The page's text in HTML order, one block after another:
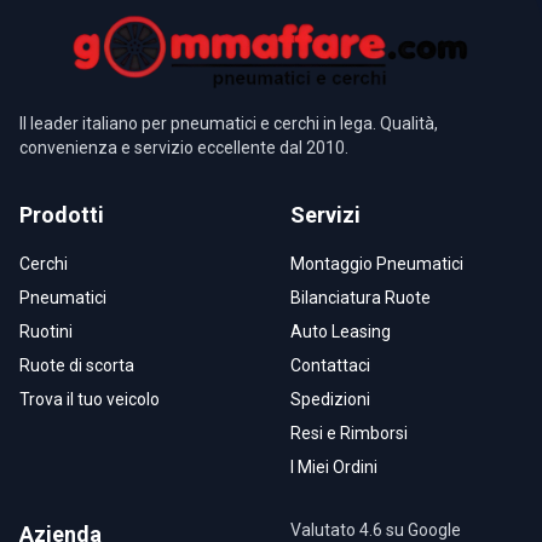
Il leader italiano per pneumatici e cerchi in lega. Qualità,
convenienza e servizio eccellente dal 2010.
Prodotti
Cerchi
Pneumatici
Ruotini
Ruote di scorta
Trova il tuo veicolo
Servizi
Montaggio Pneumatici
Bilanciatura Ruote
Auto Leasing
Contattaci
Spedizioni
Resi e Rimborsi
I Miei Ordini
Azienda Valutato 4.6 su Google